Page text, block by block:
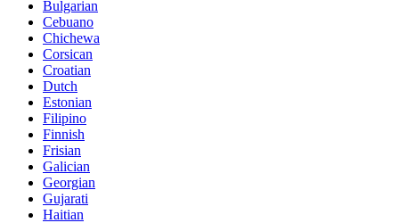
Bulgarian
Cebuano
Chichewa
Corsican
Croatian
Dutch
Estonian
Filipino
Finnish
Frisian
Galician
Georgian
Gujarati
Haitian